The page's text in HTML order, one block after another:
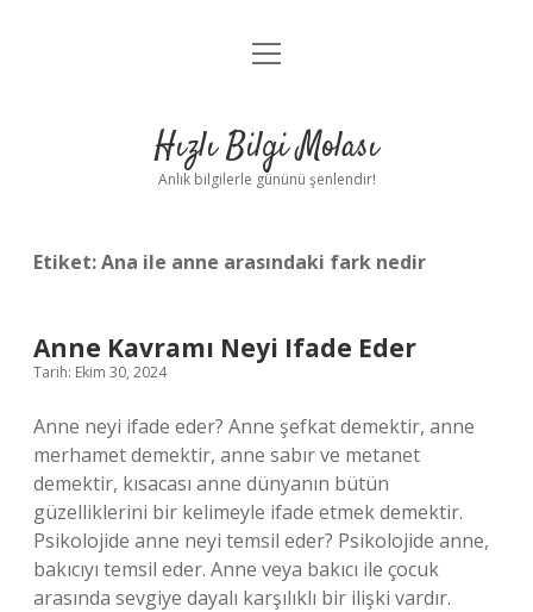
Anasayfa
Yasal Uyarı
menüyü
Hızlı Bilgi Molası
Anlık bilgilerle gününü şenlendir!
Etiket:Ana ile anne arasındaki fark nedir
Anne Kavramı Neyi Ifade Eder
Tarih: Ekim 30, 2024
Anne neyi ifade eder? Anne şefkat demektir, anne
merhamet demektir, anne sabır ve metanet
demektir, kısacası anne dünyanın bütün
güzelliklerini bir kelimeyle ifade etmek demektir.
Psikolojide anne neyi temsil eder? Psikolojide anne,
bakıcıyı temsil eder. Anne veya bakıcı ile çocuk
arasında sevgiye dayalı karşılıklı bir ilişki vardır.